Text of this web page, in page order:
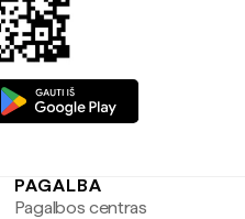
PAGALBA
Pagalbos centras